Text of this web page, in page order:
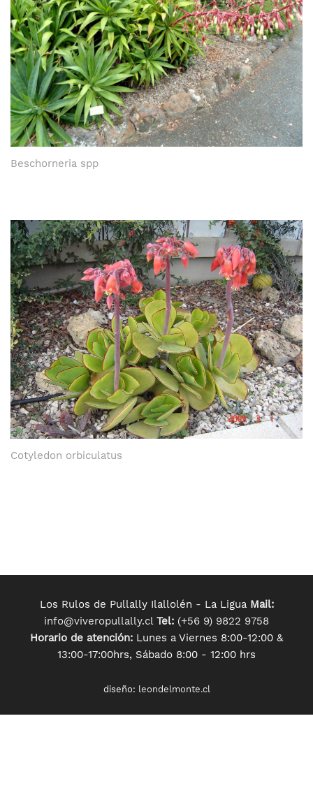
Beschorneria spp
Cotyledon orbiculatus
Los Rulos de Pullally Ilallolén - La Ligua Mail:
info@viveropullally.cl Tel: (+56 9) 9822 9758
Horario de atención: Lunes a Viernes 8:00-12:00 &
13:00-17:00hrs, Sábado 8:00 - 12:00 hrs
diseño: leondelmonte.cl